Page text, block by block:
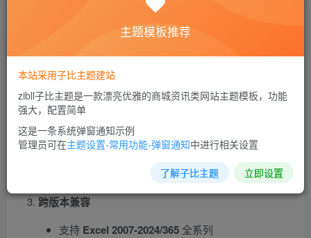
生产力工具矩阵
聚光灯高亮
宏收纳箱​：自定义常用宏函数库
​：批量核验/提取生日/性别
跨版本兼容
支持 ​ Excel 2007-2024/365​ 全系列
主题模板推荐
本站采用子比主题建站
zibll子比主题是一款漂亮优雅的商城资讯类网站主题模板，功能
强大，配置简单
这是一条系统弹窗通知示例
管理员可在主题设置-常用功能-弹窗通知中进行相关设置
了解子比主题 立即设置